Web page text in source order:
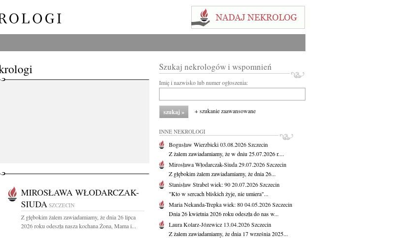
MIROSŁAWA WŁODARCZAK-
SIUDA SZCZECIN
Z głębokim żalem zawiadamiamy, że dnia 26 lipca
2026 roku odeszła nasza kochana Żona, Mama i...
Szukaj nekrologów i wspomnień
Imię i nazwisko lub numer ogłoszenia:
+ szukanie zaawansowane
INNE NEKROLOGI
Bogusław Wierzbicki03.08.2026Szczecin
Z żalem zawiadamiamy, że w dniu 25.07.2026 r....
Mirosława Włodarczak-Siuda29.07.2026Szczecin
Z głębokim żalem zawiadamiamy, że dnia 26...
Stanisław Strabelwiek: 9020.07.2026Szczecin
"Kto w sercach bliskich żyje, nie umiera"...
Maria Nekanda-Trepkawiek: 8004.05.2026Szczecin
Dnia 26 kwietnia 2026 roku odeszła do nas w...
Laura Kolarz-Józewicz 13.04.2026Szczecin
Z żalem zawiadamiamy, że dnia 17 września 2025...